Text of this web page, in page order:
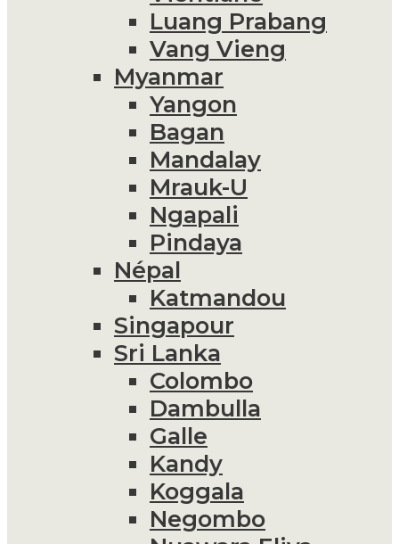
Luang Prabang
Vang Vieng
Myanmar
Yangon
Bagan
Mandalay
Mrauk-U
Ngapali
Pindaya
Népal
Katmandou
Singapour
Sri Lanka
Colombo
Dambulla
Galle
Kandy
Koggala
Negombo